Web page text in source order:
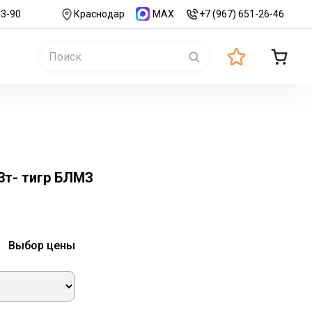
90 Краснодар MAX +7 (967) 651-26-46
тигр БЛМЗ
Выбор цены